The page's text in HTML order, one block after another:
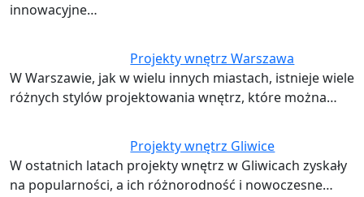
innowacyjne…
Projekty wnętrz Warszawa
W Warszawie, jak w wielu innych miastach, istnieje wiele
różnych stylów projektowania wnętrz, które można…
Projekty wnętrz Gliwice
W ostatnich latach projekty wnętrz w Gliwicach zyskały
na popularności, a ich różnorodność i nowoczesne…